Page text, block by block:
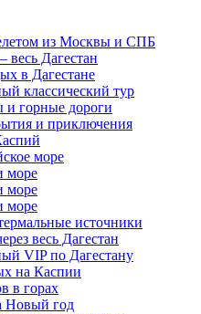
из Москвы и СПБ
весь Дагестан
в Дагестане
классический тур
и горные дороги
и приключения
море
море
море
море
источники
весь Дагестан
VIP по Дагестану
на Каспии
в горах
Новый год